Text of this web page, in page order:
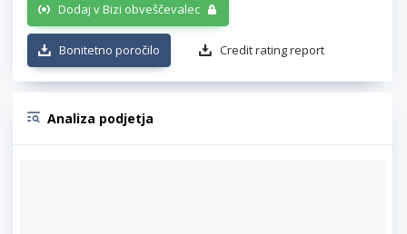
Dodaj v Bizi obveščevalec
Bonitetno poročilo Credit rating report
Analiza podjetja